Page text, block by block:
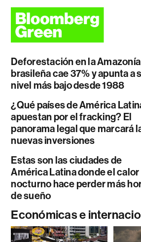
Deforestación en la Amazonía
brasileña cae 37% y apunta a
nivel más bajo desde 1988
¿Qué países de América
apuestan por el fracking? El
panorama legal que marcará
nuevas inversiones
Estas son las ciudades de
América Latina donde el calor
nocturno hace perder más
de sueño
Económicas e